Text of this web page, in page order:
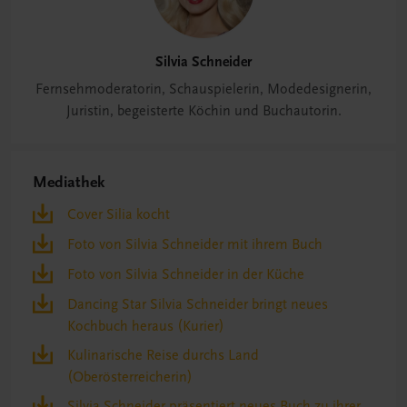
Silvia Schneider
Fernsehmoderatorin, Schauspielerin, Modedesignerin,
Juristin, begeisterte Köchin und Buchautorin.
Mediathek
Cover Silia kocht
Foto von Silvia Schneider mit ihrem Buch
Foto von Silvia Schneider in der Küche
Dancing Star Silvia Schneider bringt neues
Kochbuch heraus (Kurier)
Kulinarische Reise durchs Land
(Oberösterreicherin)